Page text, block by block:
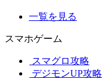
一覧を見る
スマホゲーム
スマグロ攻略
デジモンUP攻略